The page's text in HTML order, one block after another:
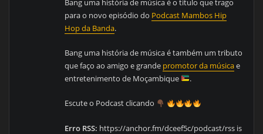
Bang uma história de música é o titulo que trago
para o novo episódio do Podcast Mambos Hip
Hop da Banda.
Bang uma história de música é também um tributo
que faço ao amigo e grande promotor da músicae
entretenimento de Moçambique
.
Escute o Podcast clicando
Erro RSS: https://anchor.fm/dceef5c/podcast/rss is